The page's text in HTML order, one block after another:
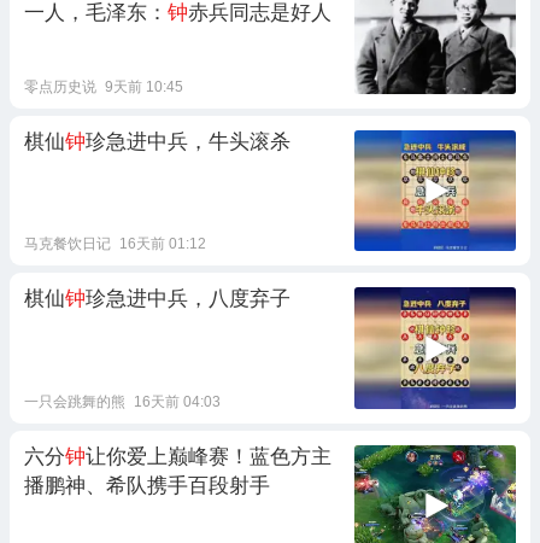
一人，毛泽东： 钟赤兵同志是好人
零点历史说 9天前 10:45
棋仙钟珍急进中兵，牛头滚杀
马克餐饮日记 16天前 01:12
棋仙钟珍急进中兵，八度弃子
一只会跳舞的熊 16天前 04:03
六分钟让你爱上巅峰赛！蓝色方主
播鹏神、希队携手百段射手